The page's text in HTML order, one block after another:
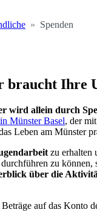
Spenden
braucht Ihre
wird allein durch
Münster Basel, der
Leben am Münster
zu erhalten
durchführen zu
über die
auf das Konto